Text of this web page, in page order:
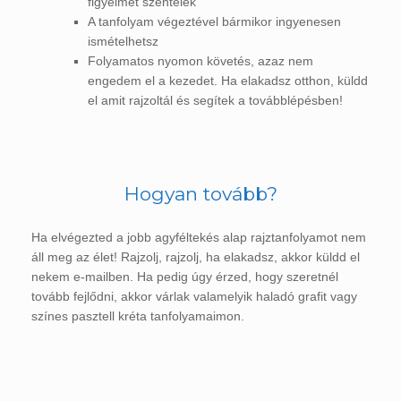
A tanfolyam végeztével bármikor ingyenesen
ismételhetsz
Folyamatos nyomon követés, azaz nem
engedem el a kezedet. Ha elakadsz otthon, küldd
el amit rajzoltál és segítek a továbblépésben!
Hogyan tovább?
Ha elvégezted a jobb agyféltekés alap rajztanfolyamot nem
áll meg az élet! Rajzolj, rajzolj, ha elakadsz, akkor küldd el
nekem e-mailben. Ha pedig úgy érzed, hogy szeretnél
tovább fejlődni, akkor várlak valamelyik haladó grafit vagy
színes pasztell kréta tanfolyamaimon.